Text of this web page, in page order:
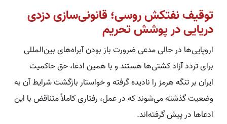
توقیف نفتکش روسی؛ قانونی‌سازی دزدی
دریایی در پوشش تحریم
اروپایی‌ها در حالی مدعی ضرورت باز بودن آبراه‌های بین‌المللی
برای تردد آزاد کشتی‌ها هستند و با همین ادعا، حق حاکمیت
ایران بر تنگه هرمز را نادیده گرفته و خواستار بازگشت شرایط آن به
وضعیت گذشته می‌شوند که در عمل، رفتاری کاملاً متناقض با این
ادعاها در پیش گرفته‌اند.